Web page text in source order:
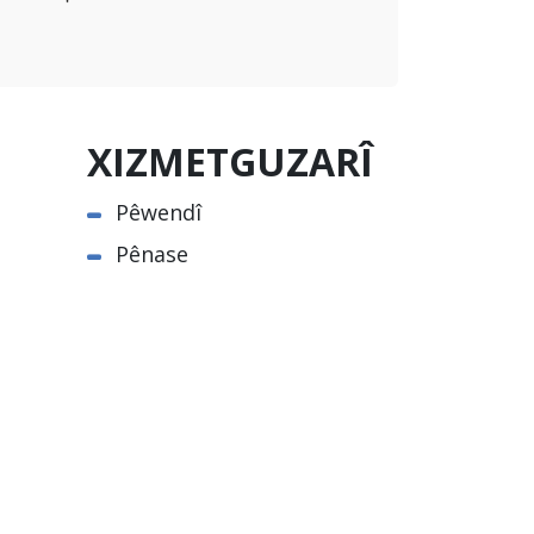
XIZMETGUZARÎ
Pêwendî
Pênase